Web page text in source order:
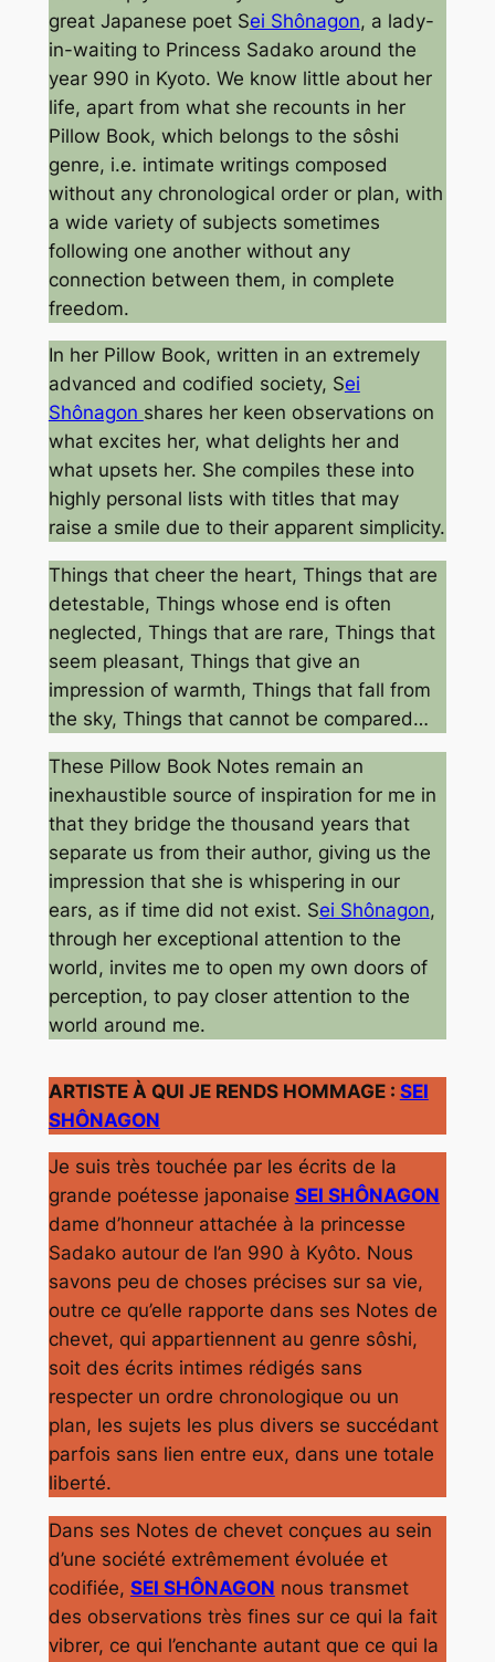
great Japanese poet Sei Shônagon, a lady-
in-waiting to Princess Sadako around the
year 990 in Kyoto. We know little about her
life, apart from what she recounts in her
Pillow Book, which belongs to the sôshi
genre, i.e. intimate writings composed
without any chronological order or plan, with
a wide variety of subjects sometimes
following one another without any
connection between them, in complete
freedom.
In her Pillow Book, written in an extremely
advanced and codified society, Sei
Shônagon shares her keen observations on
what excites her, what delights her and
what upsets her. She compiles these into
highly personal lists with titles that may
raise a smile due to their apparent simplicity.
Things that cheer the heart, Things that are
detestable, Things whose end is often
neglected, Things that are rare, Things that
seem pleasant, Things that give an
impression of warmth, Things that fall from
the sky, Things that cannot be compared…
These Pillow Book Notes remain an
inexhaustible source of inspiration for me in
that they bridge the thousand years that
separate us from their author, giving us the
impression that she is whispering in our
ears, as if time did not exist. Sei Shônagon,
through her exceptional attention to the
world, invites me to open my own doors of
perception, to pay closer attention to the
world around me.
ARTISTE À QUI JE RENDS HOMMAGE : SEI
SHÔNAGON
Je suis très touchée par les écrits de la
grande poétesse japonaise SEI SHÔNAGON
dame d’honneur attachée à la princesse
Sadako autour de l’an 990 à Kyôto. Nous
savons peu de choses précises sur sa vie,
outre ce qu’elle rapporte dans ses Notes de
chevet, qui appartiennent au genre sôshi,
soit des écrits intimes rédigés sans
respecter un ordre chronologique ou un
plan, les sujets les plus divers se succédant
parfois sans lien entre eux, dans une totale
liberté.
Dans ses Notes de chevet conçues au sein
d’une société extrêmement évoluée et
codifiée, SEI SHÔNAGON nous transmet
des observations très fines sur ce qui la fait
vibrer, ce qui l’enchante autant que ce qui la